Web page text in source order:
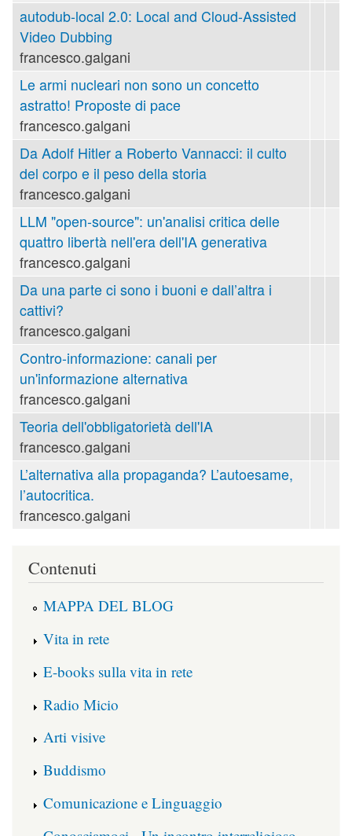
autodub-local 2.0: Local and Cloud-Assisted
Video Dubbing
francesco.galgani
Le armi nucleari non sono un concetto
astratto! Proposte di pace
francesco.galgani
Da Adolf Hitler a Roberto Vannacci: il culto
del corpo e il peso della storia
francesco.galgani
LLM "open-source": un'analisi critica delle
quattro libertà nell'era dell'IA generativa
francesco.galgani
Da una parte ci sono i buoni e dall’altra i
cattivi?
francesco.galgani
Contro-informazione: canali per
un'informazione alternativa
francesco.galgani
Teoria dell'obbligatorietà dell'IA
francesco.galgani
L’alternativa alla propaganda? L’autoesame,
l’autocritica.
francesco.galgani
Contenuti
MAPPA DEL BLOG
Vita in rete
E-books sulla vita in rete
Radio Micio
Arti visive
Buddismo
Comunicazione e Linguaggio